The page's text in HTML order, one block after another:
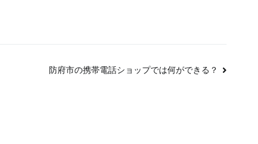
防府市の携帯電話ショップでは何ができる？